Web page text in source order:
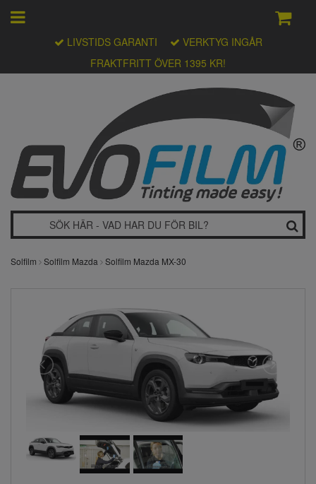
FRAKTFRITT ÖVER 1395 KR!
LIVSTIDS GARANTI VERKTYG INGÅR
Solfilm Solfilm Mazda Solfilm Mazda MX-30